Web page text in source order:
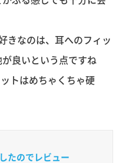
きなのは、耳へのフィッ
良いという点ですね
トはめちゃくちゃ硬
たのでレビュー